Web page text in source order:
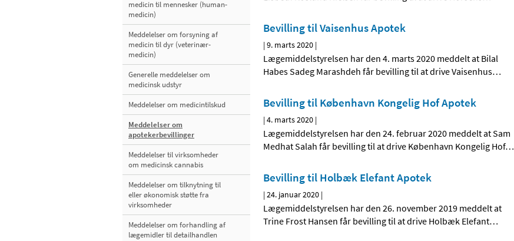
medicin til mennesker (human-
medicin)
Meddelelser om forsyning af
medicin til dyr (veterinær-
medicin)
Generelle meddelelser om
medicinsk udstyr
Meddelelser om medicintilskud
Meddelelser om
apotekerbevillinger
Meddelelser til virksomheder
om medicinsk cannabis
Meddelelser om tilknytning til
eller økonomisk støtte fra
virksomheder
Meddelelser om forhandling af
lægemidler til detailhandlen
Bevilling til Vaisenhus Apotek
|9. marts 2020 |
Lægemiddelstyrelsen har den 4. marts 2020 meddelt at Bilal
Habes Sadeg Marashdeh får bevilling til at drive Vaisenhus…
Bevilling til København Kongelig Hof Apotek
|4. marts 2020 |
Lægemiddelstyrelsen har den 24. februar 2020 meddelt at Sam
Medhat Salah får bevilling til at drive København Kongelig Hof…
Bevilling til Holbæk Elefant Apotek
|24. januar 2020 |
Lægemiddelstyrelsen har den 26. november 2019 meddelt at
Trine Frost Hansen får bevilling til at drive Holbæk Elefant…